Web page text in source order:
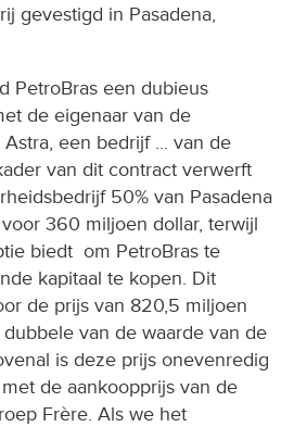
gevestigd in Pasadena,
PetroBras een dubieus
de eigenaar van de
een bedrijf ... van de
van dit contract verwerft
50% van Pasadena
360 miljoen dollar, terwijl
biedt om PetroBras te
kapitaal te kopen. Dit
de prijs van 820,5 miljoen
van de waarde van de
is deze prijs onevenredig
de aankoopprijs van de
Frère. Als we het